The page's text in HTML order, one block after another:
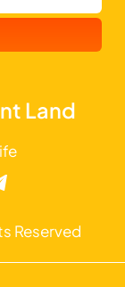
Land
Reserved